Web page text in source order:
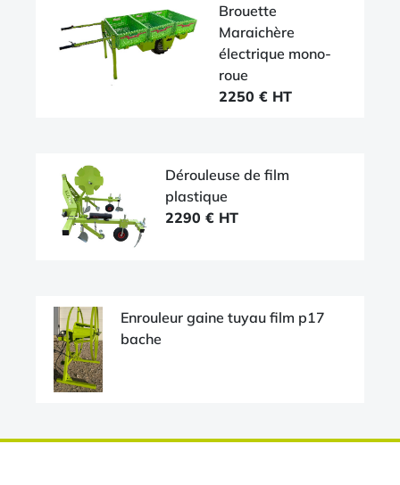
Brouette
Maraichère
électrique mono-
roue
2250 € HT
Dérouleuse de film
plastique
2290 € HT
Enrouleur gaine tuyau film p17
bache